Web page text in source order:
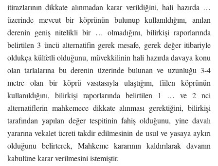
itirazlarının dikkate alınmadan karar verildiğini, hali hazırda …
üzerinde mevcut bir köprünün bulunup kullanıldığını, anılan
derenin geniş nitelikli bir … olmadığını, bilirkişi raporlarında
belirtilen 3 üncü alternatifin gerek mesafe, gerek değer itibariyle
oldukça külfetli olduğunu, müvekkilinin hali hazırda davaya konu
olan tarlalarına bu derenin üzerinde bulunan ve uzunluğu 3-4
metre olan bir köprü vasıtasıyla ulaştığını, fiilen köprünün
kullanıldığını, bilirkişi raporlarında belirtilen 1 … ve 2 nci
alternatiflerin mahkemece dikkate alınması gerektiğini, bilirkişi
tarafından yapılan değer tespitinin fahiş olduğunu, yine davalı
yararına vekalet ücreti takdir edilmesinin de usul ve yasaya aykırı
olduğunu belirterek, Mahkeme kararının kaldırılarak davanın
kabulüne karar verilmesini istemiştir.